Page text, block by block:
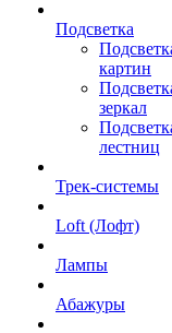
Подсветка
картин
зеркал
лестниц
Трек-системы
Loft (Лофт)
Лампы
Абажуры